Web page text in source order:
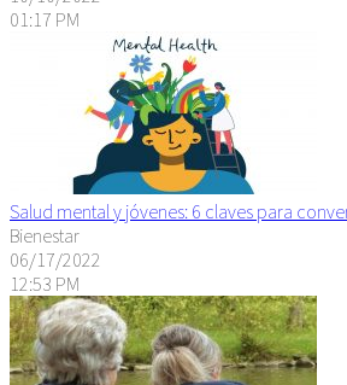
01:17 PM
Salud mental y jóvenes: 6 claves para
Bienestar
06/17/2022
12:53 PM